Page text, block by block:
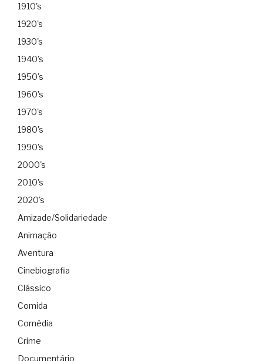
1910's
1920's
1930's
1940's
1950's
1960's
1970's
1980's
1990's
2000's
2010's
2020's
Amizade/Solidariedade
Animação
Aventura
Cinebiografia
Clássico
Comida
Comédia
Crime
Documentário